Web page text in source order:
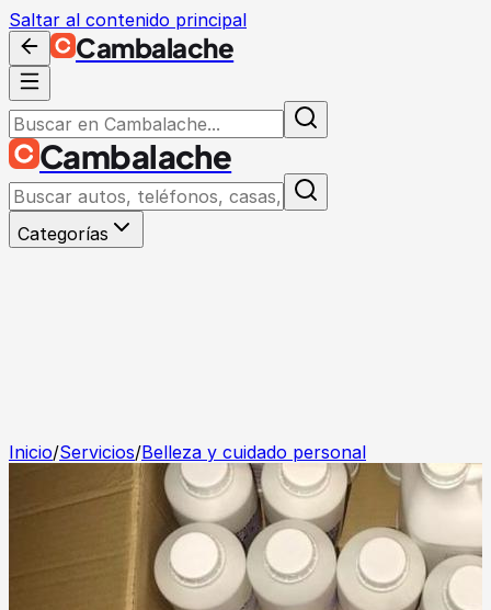
Saltar al contenido principal
Cambalache
Cambalache
Categorías
Inicio/Servicios/Belleza y cuidado personal